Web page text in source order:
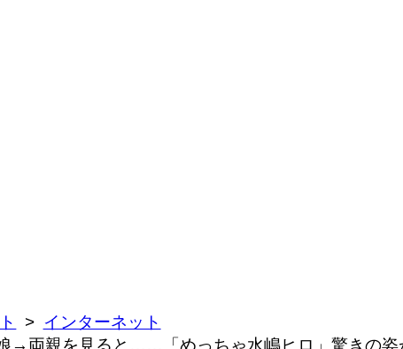
インターネット
→両親を見ると……「めっちゃ水嶋ヒロ」驚きの姿